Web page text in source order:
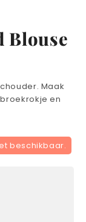
Blouse
Maak
en
beschikbaar.